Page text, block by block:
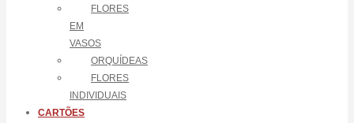
FLORES
EM
VASOS
ORQUÍDEAS
FLORES
INDIVIDUAIS
CARTÕES